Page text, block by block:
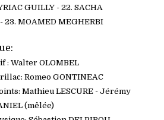
GUILLY - 22. SACHA
23. MOAMED MEGHERBI
: Walter OLOMBEL
Romeo GONTINEAC
Mathieu LESCURE - Jérémy
(mêlée)